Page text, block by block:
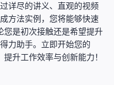
详尽的讲义、直观的视频
方法实例，您将能够快速
是初次接触还是希望提升
力助手。立即开始您的
升工作效率与创新能力！